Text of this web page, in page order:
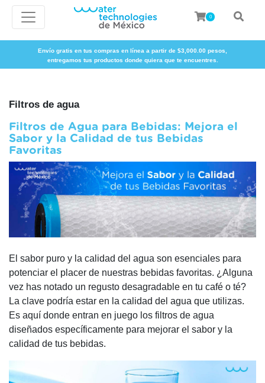
0
Envío gratis en tus compras en línea a partir de $3,000.00 pesos,
entregamos tus productos donde quiera que te encuentres.
Filtros de agua
Filtros de Agua para Bebidas: Mejora el
Sabor y la Calidad de tus Bebidas
Favoritas
El sabor puro y la calidad del agua son esenciales para
potenciar el placer de nuestras bebidas favoritas. ¿Alguna
vez has notado un regusto desagradable en tu café o té?
La clave podría estar en la calidad del agua que utilizas.
Es aquí donde entran en juego los filtros de agua
diseñados específicamente para mejorar el sabor y la
calidad de tus bebidas.